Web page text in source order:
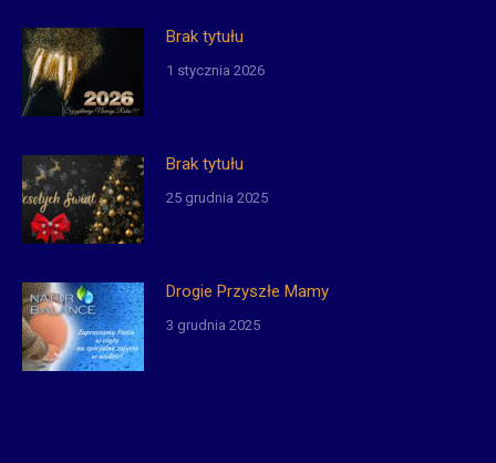
Brak tytułu
1 stycznia 2026
Brak tytułu
25 grudnia 2025
Drogie Przyszłe Mamy
3 grudnia 2025